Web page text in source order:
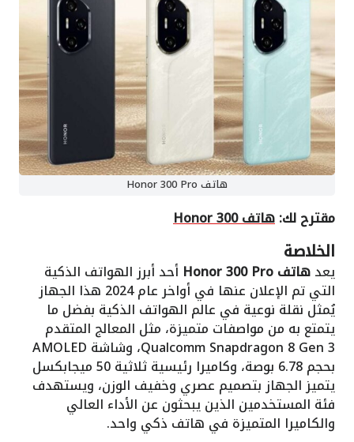
هاتف Honor 300 Pro
مقترح لك:هاتف Honor 300
الخلاصة
يعدهاتف Honor 300 Pro أحد أبرز الهواتف الذكية
التي تم الإعلان عنها في أواخر عام 2024 هذا الجهاز
يُمثل نقلة نوعية في عالم الهواتف الذكية بفضل ما
يتمتع به من مواصفات متميزة، مثل المعالج المتقدم
Qualcomm Snapdragon 8 Gen 3، وشاشة AMOLED
بحجم 6.78 بوصة، وكاميرا رئيسية ثلاثية 50 ميجابكسل
يتميز الجهاز بتصميم عصري وخفيف الوزن، ويستهدف
فئة المستخدمين الذين يبحثون عن الأداء العالي
والكاميرا المتميزة في هاتف ذكي واحد.